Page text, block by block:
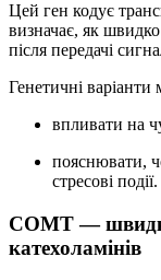
Цей ген кодує
визначає, як
після передачі
Генетичні варіанти
впливати на
пояснювати,
стресові події.
COMT —
катехоламінів